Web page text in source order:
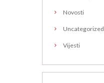
Novosti
Uncategorized
Vijesti